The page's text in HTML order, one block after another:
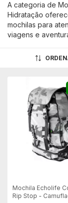
A categoria de
Hidratação
mochilas para
viagens e
Mochila Echolife
Rip Stop -